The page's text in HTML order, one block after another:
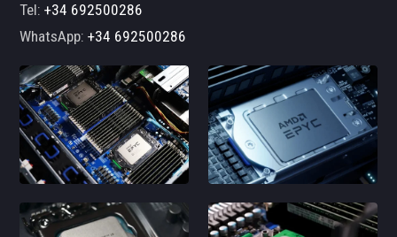
Tel:+34 692500286
WhatsApp:+34 692500286